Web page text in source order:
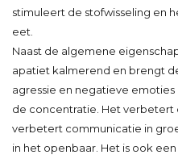
stimuleert de stofwisseling en
eet.
Naast de algemene
apatiet kalmerend en brengt
agressie en negatieve
de concentratie. Het verbetert
verbetert communicatie in
in het openbaar. Het is ook